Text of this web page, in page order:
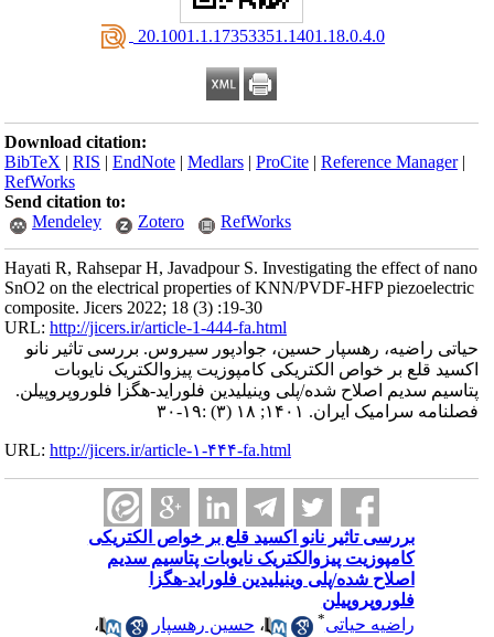
‎ 20.1001.1.17353351.1401.18.0.4.0
Download citation:
BibTeX |RIS |EndNote |Medlars |ProCite |Reference Manager
RefWorks
Send citation to:
Mendeley
Zotero RefWorks
Hayati R, Rahsepar H, Javadpour S. Investigating the effect of nano
SnO2 on the electrical properties of KNN/PVDF-HFP piezoelectric
composite. Jicers 2022; 18 (3) :19-30
URL:http://jicers.ir/article-1-444-fa.html
حیاتی راضیه، رهسپار حسین، جوادپور سیروس. بررسی تاثیر نانو
اکسید قلع بر خواص الکتریکی کامپوزیت پیزوالکتریک نایوبات
پتاسیم سدیم اصلاح شده/پلی وینیلیدین فلوراید-هگزا فلوروپروپیلن.
فصلنامه سرامیک ایران. ۱۴۰۱; ۱۸ (۳) :۱۹-۳۰
URL:http://jicers.ir/article-۱-۴۴۴-fa.html
بررسی تاثیر نانو اکسید قلع بر خواص الکتریکی
کامپوزیت پیزوالکتریک نایوبات پتاسیم سدیم
اصلاح شده/پلی وینیلیدین فلوراید-هگزا
فلوروپروپیلن
راضیه حیاتی
،حسین رهسپار
،